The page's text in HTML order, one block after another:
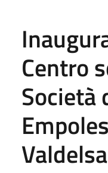
Centro
Società
Valdelsa